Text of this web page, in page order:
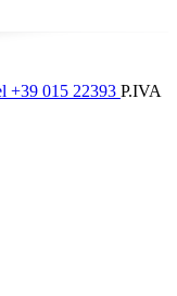
+39 015 22393 P.IVA